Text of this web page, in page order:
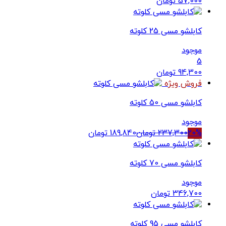
کابلشو مسی 25 کلوته
موجود
5
94,300 تومان
فروش ویژه
کابلشو مسی 50 کلوته
موجود
20%
237,300 تومان189,840 تومان
کابلشو مسی 70 کلوته
موجود
346,700 تومان